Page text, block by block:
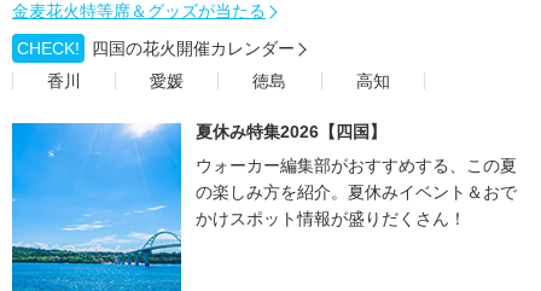
金麦花火特等席＆グッズが当たる
CHECK!
四国の花火開催カレンダー
香川
愛媛 徳島 高知
夏休み特集2026【四国】
ウォーカー編集部がおすすめする、この夏
の楽しみ方を紹介。夏休みイベント＆おで
かけスポット情報が盛りだくさん！